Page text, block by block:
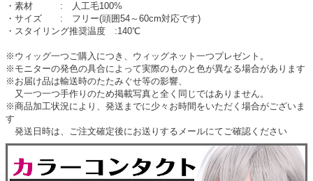
・素材 : 人工毛100%
・サイズ : フリー(頭囲54～60cm対応です)
・スタイリング推奨温度 :140℃
※ウィッグ一つご購入につき、ウィッグネット一つプレゼント。
※モニターの発色の具合によって実際のものと色が異なる場合があります
※お届け品は輸送時のたたみぐせ等の影響、
又一つ一つ手作りのため掲載写真と全く同じではありません。
※商品加工状況により、発送までに少々お時間をいただく場合がございま
す
発送日時は、ご注文確定後にお送りするメールにてご確認ください